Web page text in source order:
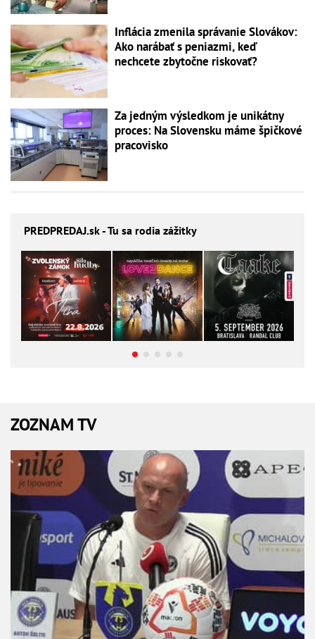
Inflácia zmenila správanie Slovákov:
Ako narábať s peniazmi, keď
nechcete zbytočne riskovať?
Za jedným výsledkom je unikátny
proces: Na Slovensku máme špičkové
pracovisko
PREDPREDAJ.sk - Tu sa rodia zážitky
ZOZNAM TV